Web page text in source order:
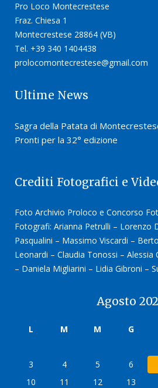
Pro Loco Montecrestese
Fraz. Chiesa 1
Montecrestese 28864 (VB)
Tel. +39 340 1404438
prolocomontecrestese@gmail.com
Ultime News
Sagra della Patata di
Pronti per la 32° edizione
Crediti Fotografici e
Foto Archivio Proloco e Concorso
Fotografi: Arianna Petrulli – Lorenzo
Pasqualini – Massimo Viscardi –
Leonardi – Claudia Tonossi – Alessia
– Daniela Migliarini – Lidia Gibroni –
Agosto
L M M G
3
4 5 6
10
11 12 13